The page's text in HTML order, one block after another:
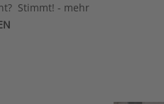
Stimmt! - mehr